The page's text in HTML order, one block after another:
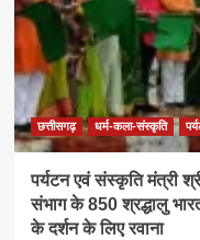
छत्तीसगढ़ धर्म-कला-संस्कृति
पर्यटन एवं संस्कृति मंत्री
संभाग के 850 श्रद्धालु
के दर्शन के लिए रवाना